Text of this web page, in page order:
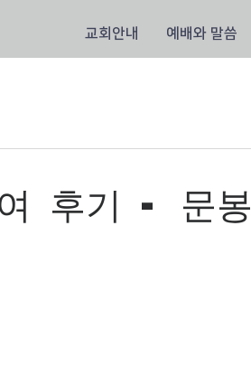
교회안내 예배와 말씀
후기 - 문봉